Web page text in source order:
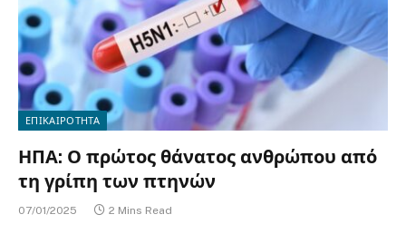
ΕΠΙΚΑΙΡΟΤΗΤΑ
ΗΠΑ: Ο πρώτος θάνατος ανθρώπου από
τη γρίπη των πτηνών
07/01/2025 2 Mins Read